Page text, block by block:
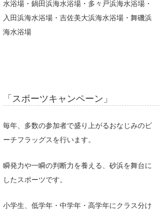
水浴場・鍋田浜海水浴場・多々戸浜海水浴場・
入田浜海水浴場・吉佐美大浜海水浴場・舞磯浜
海水浴場
「スポーツキャンペーン」
毎年、多数の参加者で盛り上がるおなじみのビ
ーチフラッグスを行います。
瞬発力や一瞬の判断力を養える、砂浜を舞台に
したスポーツです。
小学生、低学年・中学年・高学年にクラス分け